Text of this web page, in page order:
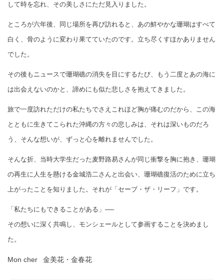
して時を忘れ、その美しさにただ見入りました。
ところが六年後、同じ場所を再び訪れると、あの鮮やかな珊瑚はすべて
白く、骨のように変わり果てていたのです。立ち尽くすほかありません
でした。
その後もニュースで珊瑚礁の消失を目にするたび、もう二度とあの海に
は出会えないのかと、諦めにも似た悲しさを抱えてきました。
旅で一度訪れただけの私たちでさえこれほど胸が痛むのだから、この海
とともに生きてこられた沖縄の方々の悲しみは、それは深いものだろ
う、そんな想いが、ずっと心を離れませんでした。
そんな折、当時大学生だった麦野路易さんが同じ衝撃を胸に抱き、珊瑚
の再生に人生を懸ける金城浩二さんと出会い、珊瑚礁復活のために立ち
上がったことを知りました。それが「セーブ・ザ・リーフ」です。
「私たちにもできることがある」──
その想いに深く共鳴し、モンシェールとして参画することを決めまし
た。
Mon cher 金美花・金春花